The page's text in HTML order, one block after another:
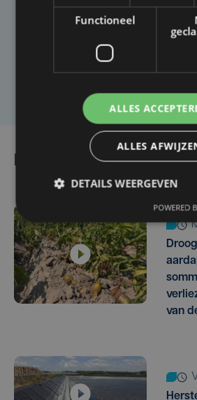
Heb je een taal- of schrijffout
artikel?
Lees ook
van
Functioneel
ALLES
ALLES
DETAILS WEERGEVEN
POWERED